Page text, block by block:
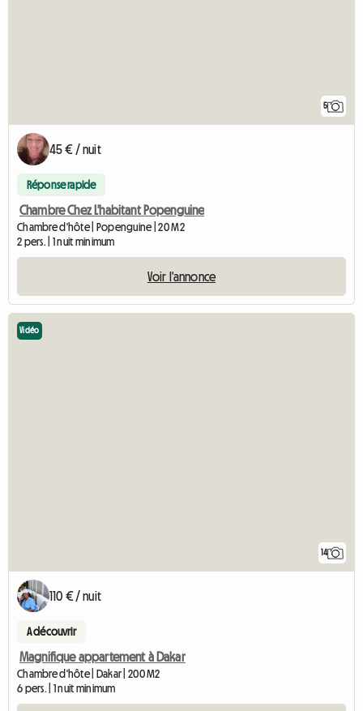
5
45 € / nuit
Réponse rapide
Chambre Chez L'habitant Popenguine
Chambre d'hôte | Popenguine | 20 M2
2 pers. | 1 nuit minimum
Voir l'annonce
14
Vidéo
110 € / nuit
A découvrir
Magnifique appartement à Dakar
Chambre d'hôte | Dakar | 200 M2
6 pers. | 1 nuit minimum